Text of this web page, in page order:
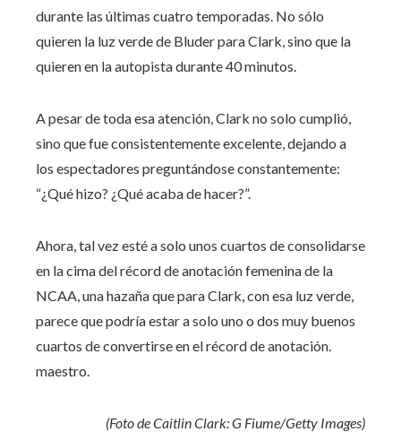
durante las últimas cuatro temporadas. No sólo
quieren la luz verde de Bluder para Clark, sino que la
quieren en la autopista durante 40 minutos.
A pesar de toda esa atención, Clark no solo cumplió,
sino que fue consistentemente excelente, dejando a
los espectadores preguntándose constantemente:
“¿Qué hizo? ¿Qué acaba de hacer?”.
Ahora, tal vez esté a solo unos cuartos de consolidarse
en la cima del récord de anotación femenina de la
NCAA, una hazaña que para Clark, con esa luz verde,
parece que podría estar a solo uno o dos muy buenos
cuartos de convertirse en el récord de anotación.
maestro.
(Foto de Caitlin Clark: G Fiume/Getty Images)